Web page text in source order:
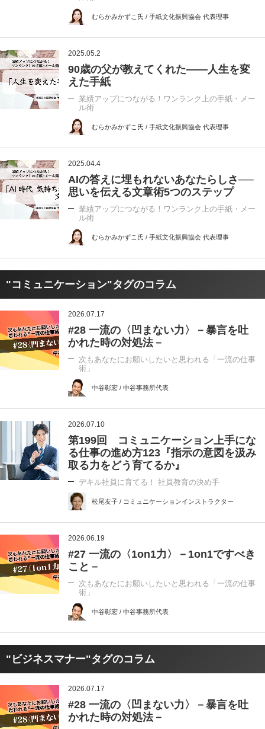
むらかみかずこ氏 / 手紙文化振興協会 代表理事
2025.05.2
90歳の父が教えてくれた――人生を変
えた手紙
業績アップにつながる！ワンランク上の手紙・メー
ル術
むらかみかずこ氏 / 手紙文化振興協会 代表理事
2025.04.4
AIの答えに埋もれないあなたらしさ──
思いを伝える文章術5つのステップ
業績アップにつながる！ワンランク上の手紙・メー
ル術
むらかみかずこ氏 / 手紙文化振興協会 代表理事
"コミュニケーション"タグのコラム
2026.07.17
#28 一流の〈凹まない力〉－暴言を吐
かれた時の対処法－
次もあなたにお願いしたいと思われる「一流の仕事
術」
中谷彰宏 / 中谷事務所代表
2026.07.10
第199回 コミュニケーション上手にな
る仕事の進め方123『指示の意図を汲み
取る力をどう育てるか』
デキル社員に育てる！ 社員教育の決め手
松尾友子 / コミュニケーションインストラクター
2026.06.19
#27 一流の〈1on1力〉－1on1ですべき
こと－
次もあなたにお願いしたいと思われる「一流の仕事
術」
中谷彰宏 / 中谷事務所代表
"ビジネスマナー"タグのコラム
2026.07.17
#28 一流の〈凹まない力〉－暴言を吐
かれた時の対処法－